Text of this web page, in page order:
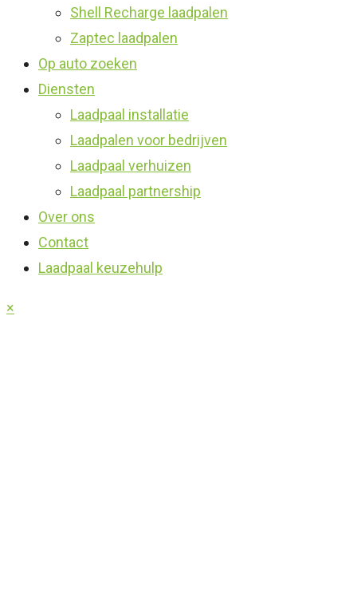
Shell Recharge laadpalen
Zaptec laadpalen
Op auto zoeken
Diensten
Laadpaal installatie
Laadpalen voor bedrijven
Laadpaal verhuizen
Laadpaal partnership
Over ons
Contact
Laadpaal keuzehulp
×